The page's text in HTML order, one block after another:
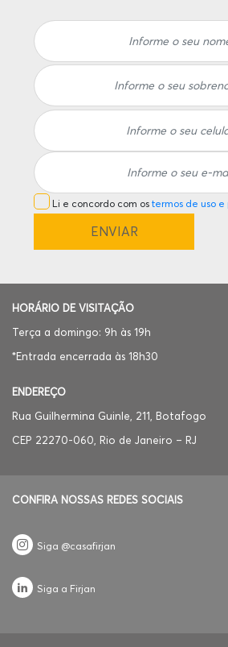
Li e concordo com os termos de uso
HORÁRIO DE VISITAÇÃO
Terça a domingo: 9h às 19h
*Entrada encerrada às 18h30
ENDEREÇO
Rua Guilhermina Guinle, 211, Botafogo
CEP 22270-060, Rio de Janeiro – RJ
CONFIRA NOSSAS REDES SOCIAIS
Siga @casafirjan
Siga a Firjan